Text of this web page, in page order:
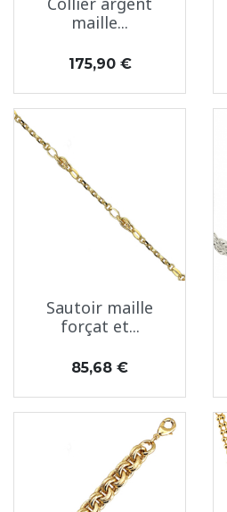
maille...
Prix
175,90 €
Sautoir maille
forçat et...
Prix
85,68 €